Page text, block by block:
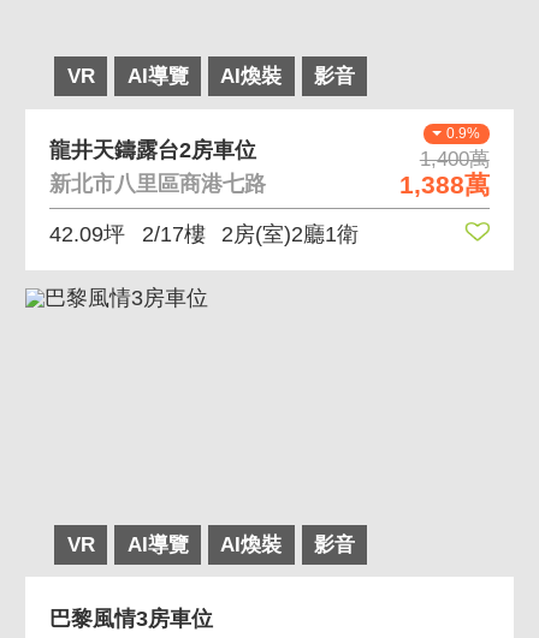
VR AI導覽 AI煥裝 影音
0.9%
1,400萬
1,388萬
龍井天鑄露台2房車位
新北市八里區商港七路
42.09坪 2/17樓 2房(室)2廳1衛
VR AI導覽 AI煥裝 影音
巴黎風情3房車位